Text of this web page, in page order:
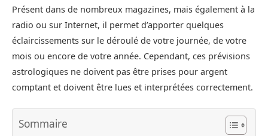
Présent dans de nombreux magazines, mais également à la
radio ou sur Internet, il permet d’apporter quelques
éclaircissements sur le déroulé de votre journée, de votre
mois ou encore de votre année. Cependant, ces prévisions
astrologiques ne doivent pas être prises pour argent
comptant et doivent être lues et interprétées correctement.
Sommaire